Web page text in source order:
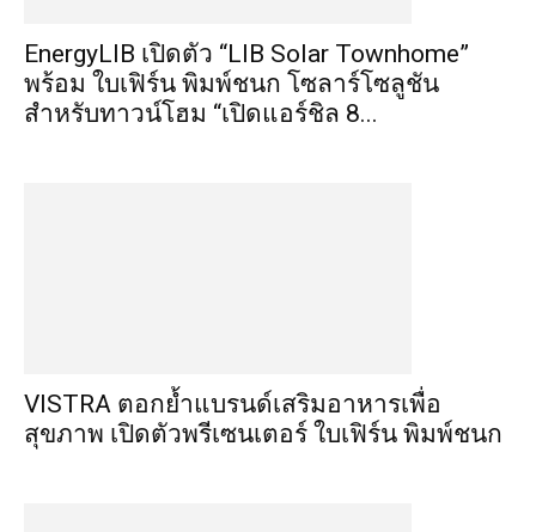
EnergyLIB เปิดตัว “LIB Solar Townhome”
พร้อม ใบเฟิร์น พิมพ์ชนก โซลาร์โซลูชัน
สำหรับทาวน์โฮม “เปิดแอร์ชิล 8...
VISTRA ตอกย้ำแบรนด์เสริมอาหารเพื่อ
สุขภาพ เปิดตัวพรีเซนเตอร์ ใบเฟิร์น พิมพ์ชนก